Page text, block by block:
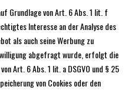
Grundlage von Art. 6 Abs. 1 lit. f
Interesse an der Analyse des
als auch seine Werbung zu
abgefragt wurde, erfolgt die
Art. 6 Abs. 1 lit. a DSGVO und § 25
von Cookies oder den